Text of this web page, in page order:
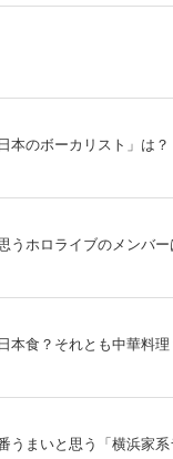
本のボーカリスト」は？
うホロライブのメンバー
本食？それとも中華料理
うまいと思う「横浜家